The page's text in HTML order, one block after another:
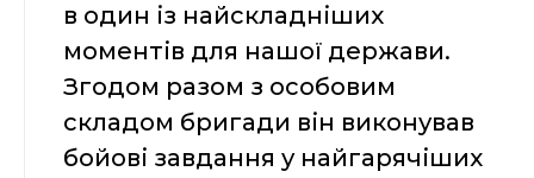
в один із найскладніших
моментів для нашої держави.
Згодом разом з особовим
складом бригади він виконував
бойові завдання у найгарячіших